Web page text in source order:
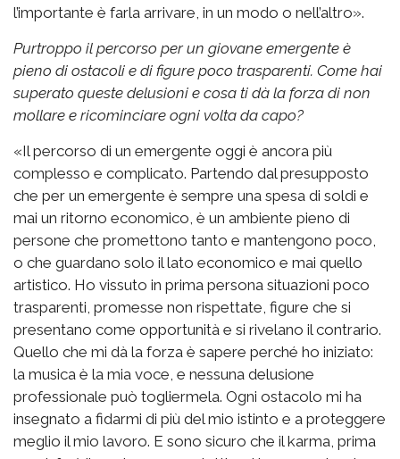
l’importante è farla arrivare, in un modo o nell’altro».
Purtroppo il percorso per un giovane emergente è
pieno di ostacoli e di figure poco trasparenti. Come hai
superato queste delusioni e cosa ti dà la forza di non
mollare e ricominciare ogni volta da capo?
«Il percorso di un emergente oggi è ancora più
complesso e complicato. Partendo dal presupposto
che per un emergente è sempre una spesa di soldi e
mai un ritorno economico, è un ambiente pieno di
persone che promettono tanto e mantengono poco,
o che guardano solo il lato economico e mai quello
artistico. Ho vissuto in prima persona situazioni poco
trasparenti, promesse non rispettate, figure che si
presentano come opportunità e si rivelano il contrario.
Quello che mi dà la forza è sapere perché ho iniziato:
la musica è la mia voce, e nessuna delusione
professionale può togliermela. Ogni ostacolo mi ha
insegnato a fidarmi di più del mio istinto e a proteggere
meglio il mio lavoro. E sono sicuro che il karma, prima